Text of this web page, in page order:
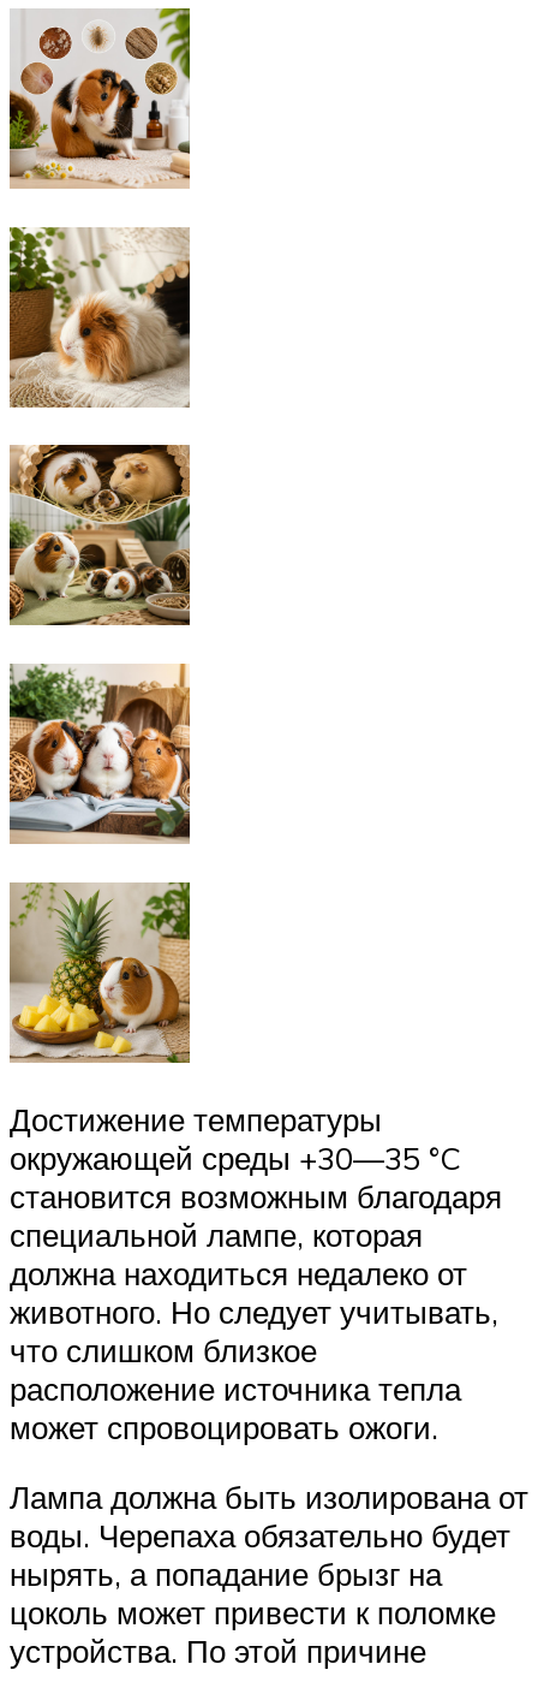
Достижение температуры
окружающей среды +30—35 °C
становится возможным благодаря
специальной лампе, которая
должна находиться недалеко от
животного. Но следует учитывать,
что слишком близкое
расположение источника тепла
может спровоцировать ожоги.
Лампа должна быть изолирована от
воды. Черепаха обязательно будет
нырять, а попадание брызг на
цоколь может привести к поломке
устройства. По этой причине